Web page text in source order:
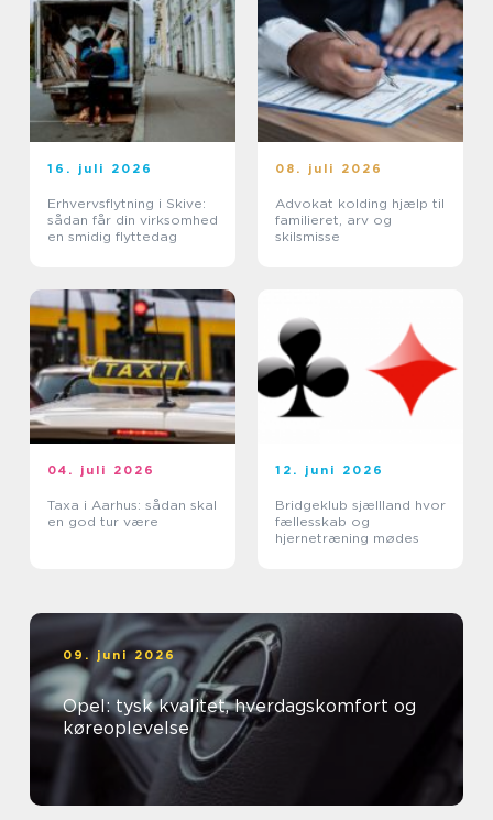
16. juli 2026
Erhvervsflytning i Skive:
sådan får din virksomhed
en smidig flyttedag
08. juli 2026
Advokat kolding hjælp til
familieret, arv og
skilsmisse
04. juli 2026
Taxa i Aarhus: sådan skal
en god tur være
12. juni 2026
Bridgeklub sjællland hvor
fællesskab og
hjernetræning mødes
09. juni 2026
Opel: tysk kvalitet, hverdagskomfort og
køreoplevelse